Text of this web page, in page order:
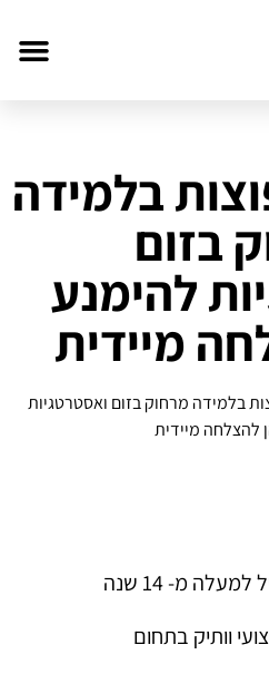
בלמידה
בזום
להימנע
מיידית
בלמידה מרחוק בזום ואסטרטגיות
להצלחה מיידית
מ- 14 שנה
וותיק בתחום